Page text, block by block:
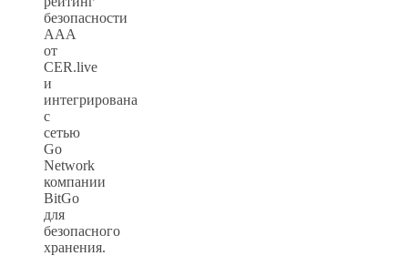
безопасности
AAA
от
CER.live
и
интегрирована
с
сетью
Go
Network
компании
BitGo
для
безопасного
хранения.